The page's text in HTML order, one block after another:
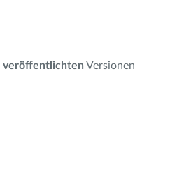
veröffentlichten Versionen